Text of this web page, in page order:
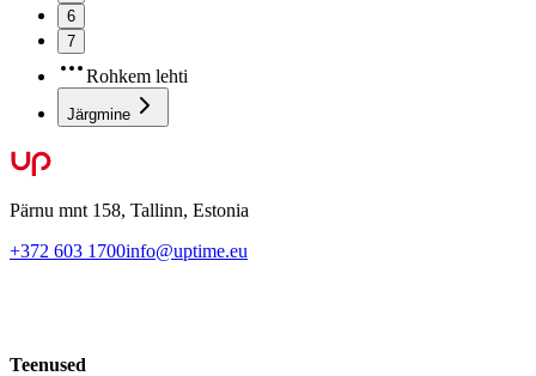
6
7
Rohkem lehti
Järgmine
Pärnu mnt 158, Tallinn, Estonia
+372 603 1700info@uptime.eu
Teenused